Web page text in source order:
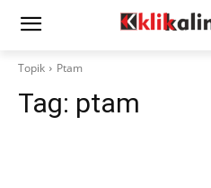
Topik Ptam
Tag: ptam